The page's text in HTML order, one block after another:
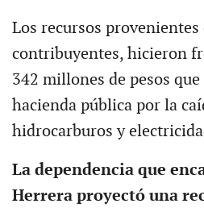
Los recursos provenientes
contribuyentes, hicieron
342 millones de pesos
hacienda pública por la
hidrocarburos y
La dependencia que
Herrera proyectó una